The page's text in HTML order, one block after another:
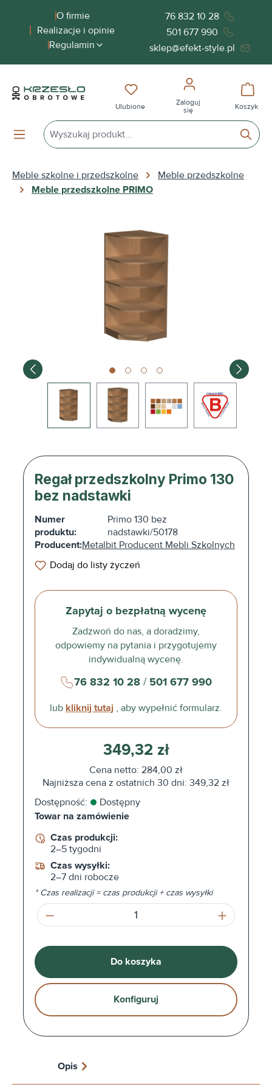
zawartościO firmie
Realizacje i opinie
Regulamin
76 832 10 28
501 677 990
sklep@efekt-style.pl
Masz 0 przedmioty na liście
Ulubione
Zaloguj
się
Koszyk
Meble szkolne i przedszkolne
Meble przedszkolne
Meble przedszkolne PRIMO
Regał przedszkolny Primo 130
bez nadstawki
Numer
produktu:
Primo 130 bez
nadstawki/50178
Producent:Metalbit Producent Mebli Szkolnych
Dodaj do listy życzeń
Zapytaj o bezpłatną wycenę
Zadzwoń do nas, a doradzimy,
odpowiemy na pytania i przygotujemy
indywidualną wycenę.
76 832 10 28/ 501 677 990
lub kliknij tutaj , aby wypełnić formularz.
349,32 zł
Cena netto: 284,00 zł
Najniższa cena z ostatnich 30 dni: 349,32 zł
Dostępność:
Dostępny
Towar na zamówienie
Czas produkcji:
2–5 tygodni
Czas wysyłki:
2–7 dni robocze
* Czas realizacji = czas produkcji + czas wysyłki
Ilość produktu: Wprowadź żądaną
Do koszyka
Konfiguruj
Opis